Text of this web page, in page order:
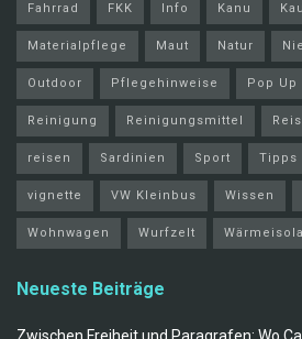
Fahrrad FKK Info Kanu
Materialpflege Maut Natur
Outdoor Pflegehinweise Pop Up
Reinigung Reinigungsmittel
reisen Sardinien Sport Tipps
vignette VW Kleinbus Wissen
Wohnwagen Wurfzelt
Neueste Beiträge